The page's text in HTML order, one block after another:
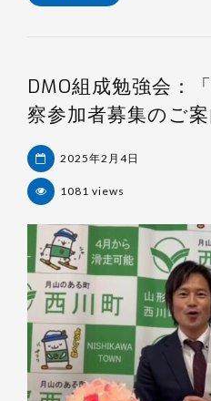
DMO組成勉強会：
察参加者募集のご
2025年2月4日
浦
裕
樹
1081 views